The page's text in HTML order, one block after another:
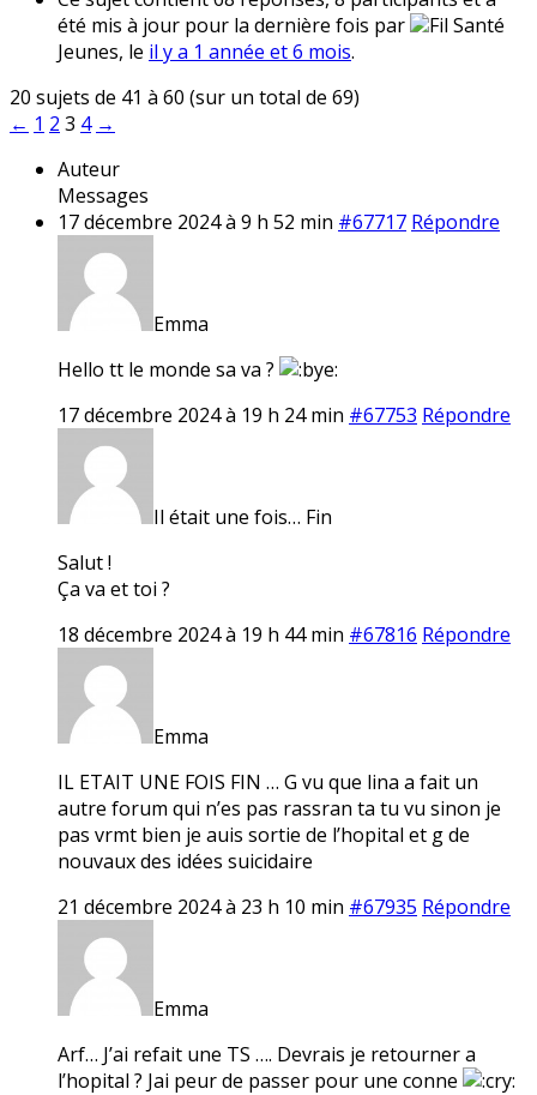
été mis à jour pour la dernière fois par
Fil Santé
Jeunes, le il y a 1 année et 6 mois.
20 sujets de 41 à 60 (sur un total de 69)
← 1 2 3 4 →
Auteur
Messages
17 décembre 2024 à 9 h 52 min #67717 Répondre
Emma
Hello tt le monde sa va ?
17 décembre 2024 à 19 h 24 min #67753 Répondre
Il était une fois… Fin
Salut !
Ça va et toi ?
18 décembre 2024 à 19 h 44 min #67816 Répondre
Emma
IL ETAIT UNE FOIS FIN … G vu que lina a fait un
autre forum qui n’es pas rassran ta tu vu sinon je
pas vrmt bien je auis sortie de l’hopital et g de
nouvaux des idées suicidaire
21 décembre 2024 à 23 h 10 min #67935 Répondre
Emma
Arf… J’ai refait une TS …. Devrais je retourner a
l’hopital ? Jai peur de passer pour une conne